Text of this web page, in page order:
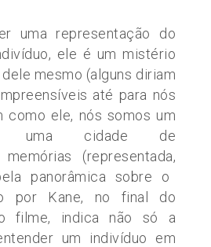
uma representação do
ele é um mistério
mesmo (alguns diriam
até para nós
como ele, nós somos um
uma cidade de
(representada,
panorâmica sobre o
por Kane, no final do
filme, indica não só a
um indivíduo em